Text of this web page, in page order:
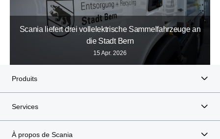
Scania liefert drei vollelektrische Sammelfahrzeuge an
die Stadt Bern
15 Apr. 2026
Produits
Services
À propos de Scania